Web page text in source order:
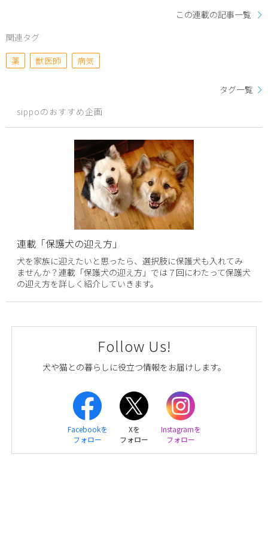
この連載の記事一覧
関連タグ
薬
獣医師 病気
タグ一覧
sippoのおすすめ企画
連載「保護犬の迎え方」
犬を家族に迎えたいと思ったら、選択肢に保護犬も入れてみ
ませんか？連載「保護犬の迎え方」では７回にわたって保護犬
の迎え方を詳しく紹介していきます。
Follow Us!
犬や猫との暮らしに役立つ情報をお届けします。
Facebookを
フォロー
Xを
フォロー
Instagramを
フォロー